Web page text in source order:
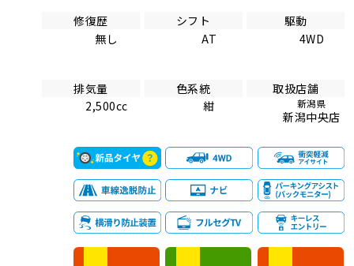
修復歴
無し
シフト
AT
駆動
4WD
排気量
2,500cc
色系統
紺
取扱店舗
新潟県
新潟中央店